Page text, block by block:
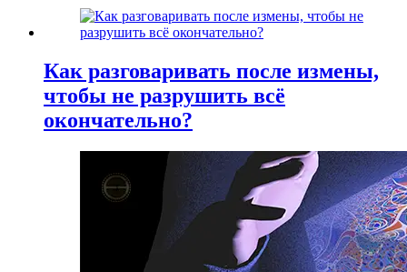
Как разговаривать после измены,
чтобы не разрушить всё
окончательно?